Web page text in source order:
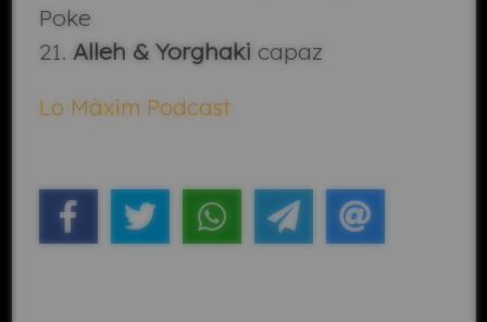
Poke
21. Alleh & Yorghaki capaz
Lo Màxim Podcast